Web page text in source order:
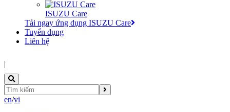
ISUZU Care
Tải ngay ứng dụng ISUZU Care
Tuyển dụng
Liên hệ
|
en/vi